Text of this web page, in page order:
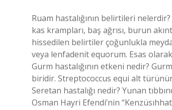
Ruam hastalığının belirtileri
kas krampları, baş ağrısı, burun
hissedilen belirtiler çoğunlukla
veya lenfadenit equorum. Esas
Gurm hastalığının etkeni nedir?
biridir. Streptococcus equi alt
Seretan hastalığı nedir? Yunan
Osman Hayri Efendi’nin